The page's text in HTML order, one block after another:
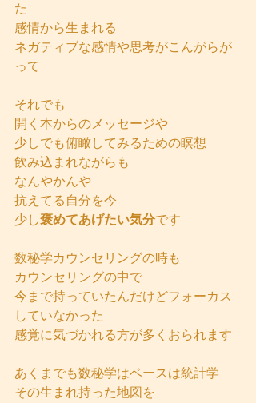
た
感情から生まれる
ネガティブな感情や思考がこんがらが
って
それでも
開く本からのメッセージや
少しでも俯瞰してみるための瞑想
飲み込まれながらも
なんやかんや
抗えてる自分を今
少し褒めてあげたい気分です
数秘学カウンセリングの時も
カウンセリングの中で
今まで持っていたんだけどフォーカス
していなかった
感覚に気づかれる方が多くおられます
あくまでも数秘学はベースは統計学
その生まれ持った地図を